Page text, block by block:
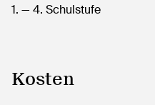
1. — 4. Schulstufe
Kosten